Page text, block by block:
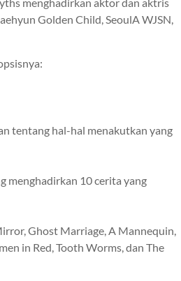
menghadirkan aktor dan aktris
Golden Child, SeoulA WJSN,
tentang hal-hal menakutkan yang
menghadirkan 10 cerita yang
Ghost Marriage, A Mannequin,
in Red, Tooth Worms,dan The